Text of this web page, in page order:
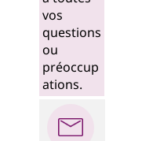
vos
questions
ou
préoccup
ations.